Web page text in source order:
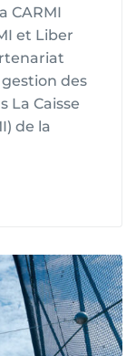
CARMI
et Liber
des
La Caisse
de la